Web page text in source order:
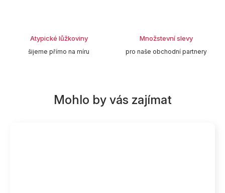
Atypické lůžkoviny
šijeme přímo na míru
Množstevní slevy
pro naše obchodní partnery